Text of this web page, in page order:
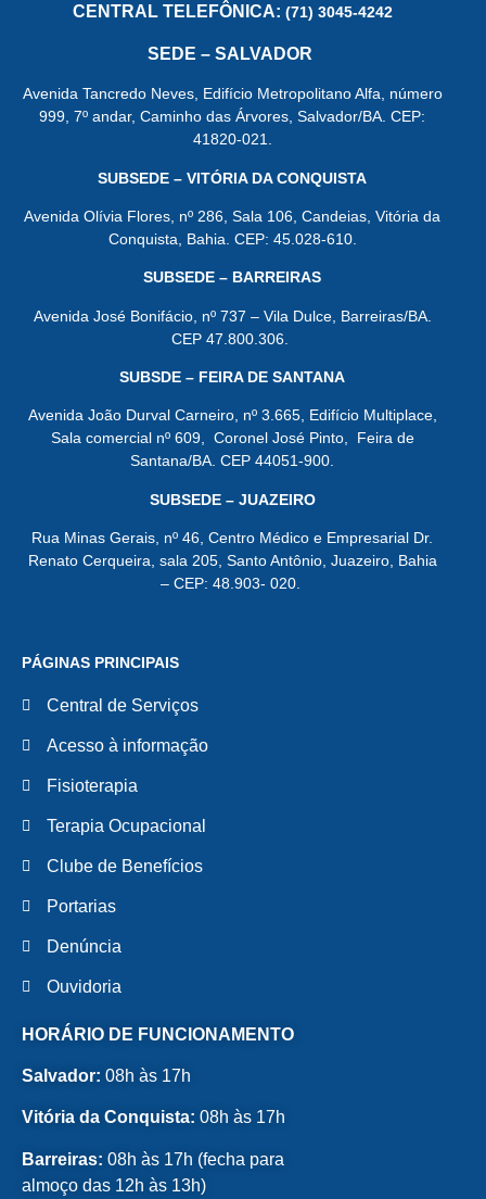
CENTRALTELEFÔNICA: (71) 3045-4242
SEDE – SALVADOR
Avenida Tancredo Neves, Edifício Metropolitano Alfa, número
999, 7º andar, Caminho das Árvores, Salvador/BA. CEP:
41820-021.
SUBSEDE – VITÓRIA DA CONQUISTA
Avenida Olívia Flores, nº 286, Sala 106, Candeias, Vitória da
Conquista, Bahia. CEP: 45.028-610.
SUBSEDE – BARREIRAS
Avenida José Bonifácio, nº 737 – Vila Dulce, Barreiras/BA.
CEP 47.800.306.
SUBSDE – FEIRA DE SANTANA
Avenida João Durval Carneiro, nº 3.665, Edifício Multiplace,
Sala comercial nº 609, Coronel José Pinto, Feira de
Santana/BA. CEP 44051-900.
SUBSEDE – JUAZEIRO
Rua Minas Gerais, nº 46, Centro Médico e Empresarial Dr.
Renato Cerqueira, sala 205, Santo Antônio, Juazeiro, Bahia
– CEP: 48.903- 020.
PÁGINAS PRINCIPAIS
Central de Serviços
Acesso à informação
Fisioterapia
Terapia Ocupacional
Clube de Benefícios
Portarias
Denúncia
Ouvidoria
HORÁRIO DE FUNCIONAMENTO
Salvador: 08h às 17h
Vitória da Conquista: 08h às 17h
Barreiras: 08h às 17h (fecha para
almoço das 12h às 13h)